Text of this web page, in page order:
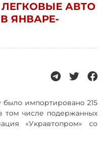
АВТО
ЯНВАРЕ-
было импортировано 215
том числе подержанных
«Укравтопром» со